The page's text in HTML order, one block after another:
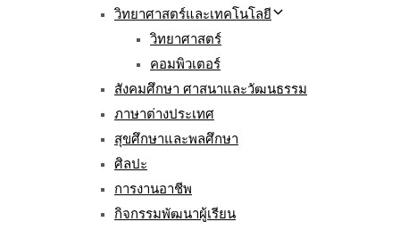
วิทยาศาสตร์และเทคโนโลยี
วิทยาศาสตร์
คอมพิวเตอร์
สังคมศึกษา ศาสนาและวัฒนธรรม
ภาษาต่างประเทศ
สุขศึกษาและพลศึกษา
ศิลปะ
การงานอาชีพ
กิจกรรมพัฒนาผู้เรียน